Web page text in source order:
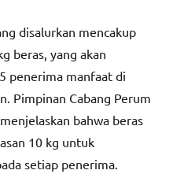
disalurkan mencakup
beras, yang akan
penerima manfaat di
Pimpinan Cabang Perum
bahwa beras
10 kg untuk
setiap penerima.